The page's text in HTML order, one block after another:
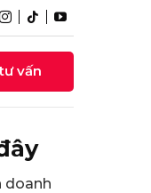
vấn
doanh